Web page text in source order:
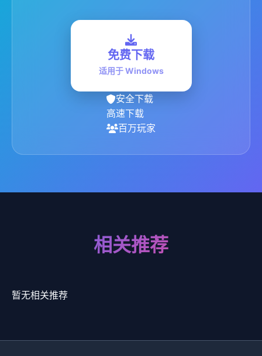
免费下载
适用于 Windows
安全下载
高速下载
百万玩家
相关推荐
暂无相关推荐